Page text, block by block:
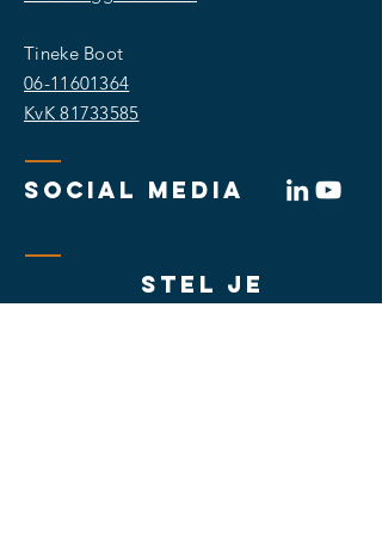
Tineke Boot
06-11601364
KvK81733585
SOCIAL MEDIA
stel je
vraag